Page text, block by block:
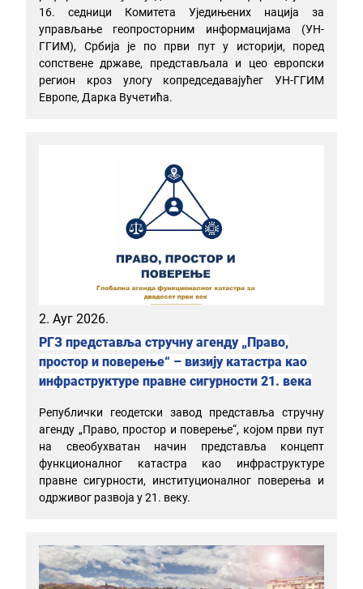
16. седници Комитета Уједињених нација за
управљање геопросторним информацијама (УН-
ГГИМ), Србија је по први пут у историји, поред
сопствене државе, представљала и цео европски
регион кроз улогу копредседавајућег УН-ГГИМ
Европе, Дарка Вучетића.
2. Ауг 2026.
РГЗ представља стручну агенду „Право,
простор и поверење“ – визију катастра као
инфраструктуре правне сигурности 21. века
Републички геодетски завод представља стручну
агенду „Право, простор и поверење“, којом први пут
на свеобухватан начин представља концепт
функционалног катастра као инфраструктуре
правне сигурности, институционалног поверења и
одрживог развоја у 21. веку.